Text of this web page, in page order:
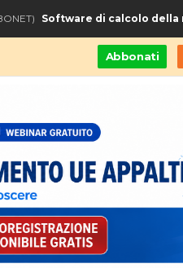
Software di calcolo della
Abbonati